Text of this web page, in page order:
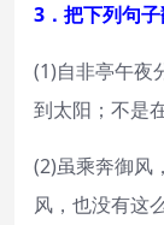
3．把下列句子
(1)自非亭午夜
到太阳；不是
(2)虽乘奔御风
风，也没有这